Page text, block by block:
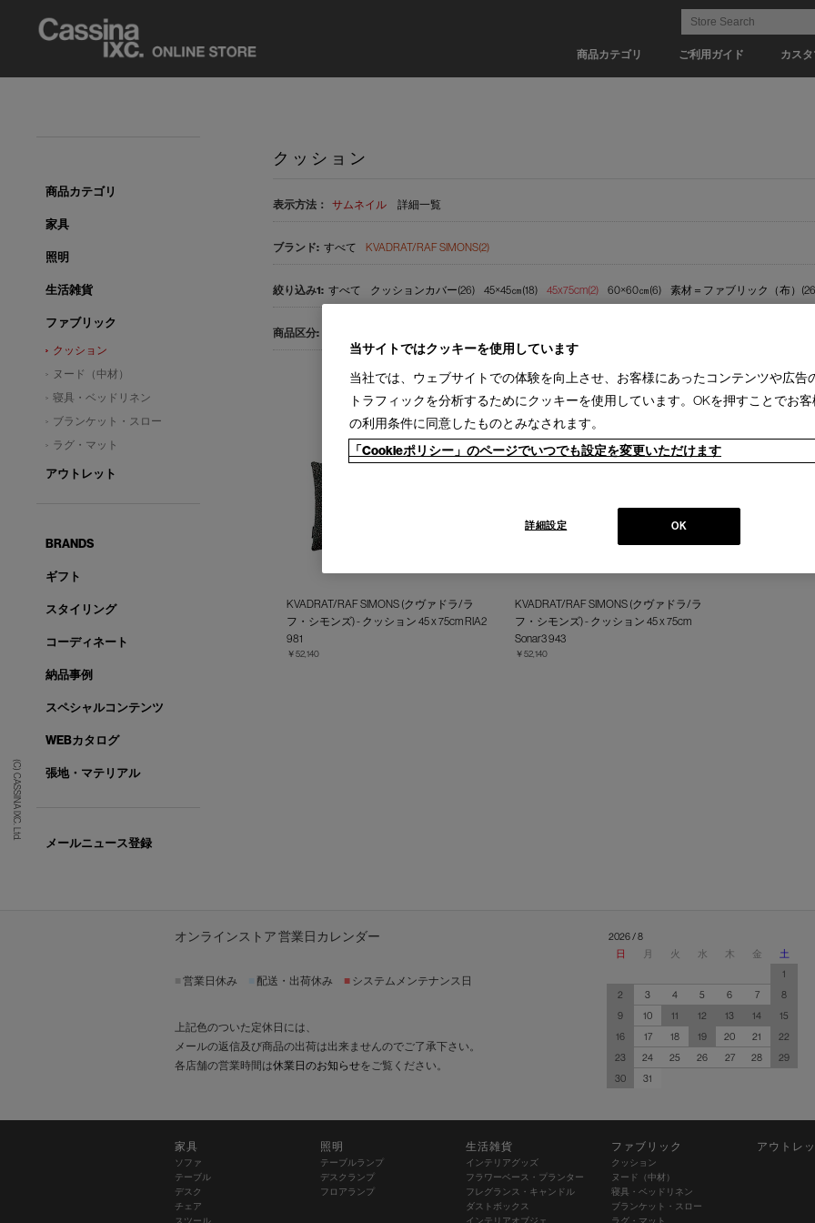
商品カテゴリ ご利用ガイド カス
(C) CASSINA IXC. Ltd.
クッション
表示方法： サムネイル 詳細一覧
すべて KVADRAT/RAF SIMONS(2)
すべて クッションカバー(26) 45×45㎝(18) 45x75cm(2) 60×60㎝(6) 素材＝ファブリック（布）
KVADRAT/RAF SIMONS (クヴァドラ/ラ
フ・シモンズ) - クッション 45 x 75cm RIA2
981
￥52,140
KVADRAT/RAF SIMONS (クヴァドラ/ラ
フ・シモンズ) - クッション 45 x 75cm
Sonar3 943
￥52,140
商品カテゴリ
家具
照明
生活雑貨
ファブリック
クッション
ヌード（中材）
寝具・ベッドリネン
ブランケット・スロー
ラグ・マット
アウトレット
BRANDS
ギフト
スタイリング
コーディネート
納品事例
スペシャルコンテンツ
WEBカタログ
張地・マテリアル
メールニュース登録
オンラインストア 営業日カレンダー
営業日休み 配送・出荷休み ■ システムメンテナンス日
上記色のついた定休日には、
メールの返信及び商品の出荷は出来ませんのでご了承下さい。
各店舗の営業時間は休業日のお知らせをご覧ください。
2026 / 8
日
月 火 水 木 金
土
1
2
3 4 5 6 7
8
9
10 11 12 13 14
15
16
17 18 19 20 21
22
23
24 25 26 27 28
29
30
31
家具
ソファ
テーブル
デスク
チェア
照明
テーブルランプ
デスクランプ
フロアランプ
生活雑貨
インテリアグッズ
フラワーベース・プランター
フレグランス・キャンドル
ダストボックス
ファブリック
クッション
ヌード（中材）
寝具・ベッドリネン
ブランケット・スロー
アウトレ
当サイトではクッキーを使用しています
当社では、ウェブサイトでの体験を向上させ、お客様にあったコンテンツや広告
トラフィックを分析するためにクッキーを使用しています。OKを押すことでお
の利用条件に同意したものとみなされます。
「Cookieポリシー」のページでいつでも設定を変更いただけます
OK
詳細設定